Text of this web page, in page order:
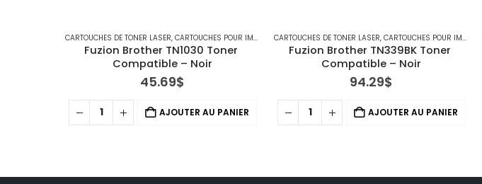
CARTOUCHES DE TONER LASER, CARTOUCHES POUR IMPRIMANTES BROTHER
Fuzion Brother TN1030 Toner
Compatible – Noir
45.69$
AJOUTER AU PANIER
CARTOUCHES DE TONER LASER, CARTOUCHES POUR IMPRIMANTES BROTHER
Fuzion Brother TN339BK Toner
Compatible – Noir
94.29$
AJOUTER AU PANIER